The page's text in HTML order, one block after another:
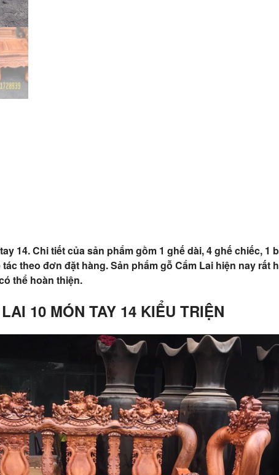
14. Chi tiết của sản phẩm gồm 1 ghế dài, 4 ghế chiếc, 1
tác theo đơn đặt hàng. Sản phẩm gỗ Cẩm Lai hiện nay rất
thể hoàn thiện.
10 MÓN TAY 14 KIỂU TRIỆN